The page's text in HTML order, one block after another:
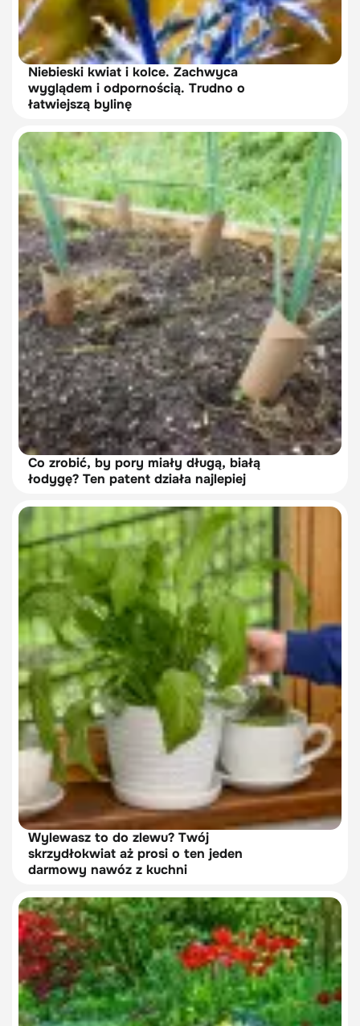
Niebieski kwiat i kolce. Zachwyca
wyglądem i odpornością. Trudno o
łatwiejszą bylinę
Co zrobić, by pory miały długą, białą
łodygę? Ten patent działa najlepiej
Wylewasz to do zlewu? Twój
skrzydłokwiat aż prosi o ten jeden
darmowy nawóz z kuchni